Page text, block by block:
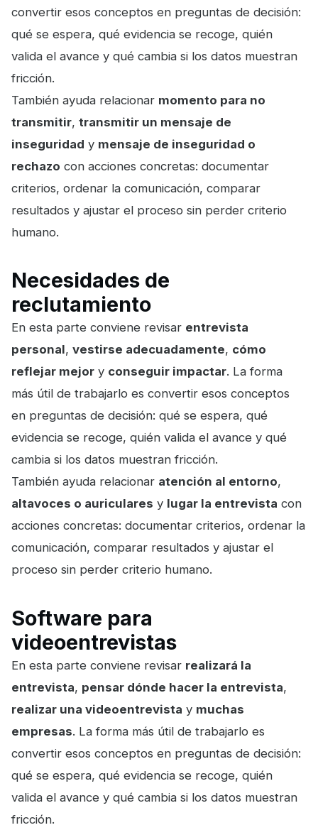
convertir esos conceptos en preguntas de decisión:
qué se espera, qué evidencia se recoge, quién
valida el avance y qué cambia si los datos muestran
fricción.
También ayuda relacionar momento para no
transmitir, transmitir un mensaje de
inseguridad y mensaje de inseguridad o
rechazo con acciones concretas: documentar
criterios, ordenar la comunicación, comparar
resultados y ajustar el proceso sin perder criterio
humano.
Necesidades de
reclutamiento
En esta parte conviene revisar entrevista
personal, vestirse adecuadamente, cómo
reflejar mejor y conseguir impactar. La forma
más útil de trabajarlo es convertir esos conceptos
en preguntas de decisión: qué se espera, qué
evidencia se recoge, quién valida el avance y qué
cambia si los datos muestran fricción.
También ayuda relacionar atención al entorno,
altavoces o auriculares y lugar la entrevista con
acciones concretas: documentar criterios, ordenar la
comunicación, comparar resultados y ajustar el
proceso sin perder criterio humano.
Software para
videoentrevistas
En esta parte conviene revisar realizará la
entrevista, pensar dónde hacer la entrevista,
realizar una videoentrevista y muchas
empresas. La forma más útil de trabajarlo es
convertir esos conceptos en preguntas de decisión:
qué se espera, qué evidencia se recoge, quién
valida el avance y qué cambia si los datos muestran
fricción.